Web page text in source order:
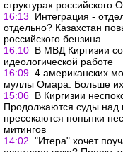
структурах российского
16:13
Интеграция -
отдельно? Казахстан
российского бензина
16:10 В МВД Киргизии
идеологической работе
16:09 4 американских
муллы Омара. Больше их
15:06 В Киргизии
Продолжаются суды над
пресекаются попытки
митингов
14:02 "Итера" хочет